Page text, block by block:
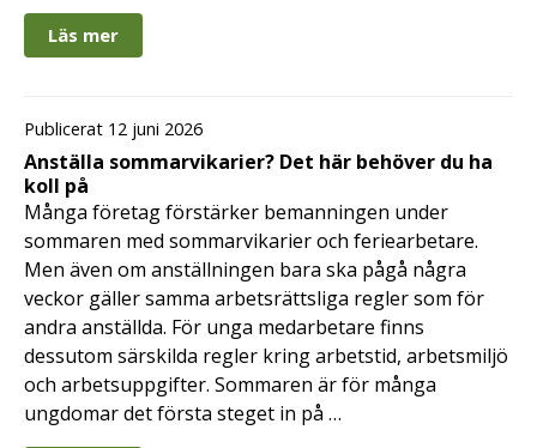
Läs mer
Publicerat 12 juni 2026
Anställa sommarvikarier? Det här behöver du ha
koll på
Många företag förstärker bemanningen under
sommaren med sommarvikarier och feriearbetare.
Men även om anställningen bara ska pågå några
veckor gäller samma arbetsrättsliga regler som för
andra anställda. För unga medarbetare finns
dessutom särskilda regler kring arbetstid, arbetsmiljö
och arbetsuppgifter. Sommaren är för många
ungdomar det första steget in på …